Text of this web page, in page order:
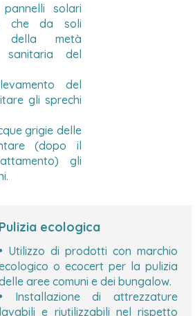
solari
che da soli
della metà
sanitaria del
del
gli sprechi
grigie delle
(dopo il
gli
Pulizia ecologica
• Utilizzo di prodotti con marchio
o ecocert per la pulizia
aree comuni e dei bungalow.
• Installazione di attrezzature
lavabili e riutilizzabili nel rispetto